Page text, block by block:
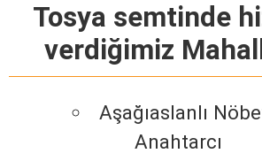
Tosya semtinde
verdiğimiz
Aşağıaslanlı
Anahtarcı